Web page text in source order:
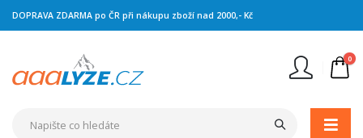
DOPRAVA ZDARMA po ČR při nákupu zboží nad 2000,- Kč
0